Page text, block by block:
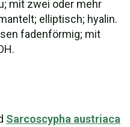
mit zwei oder mehr
elliptisch; hyalin.
fadenförmig; mit
Sarcoscypha austriaca